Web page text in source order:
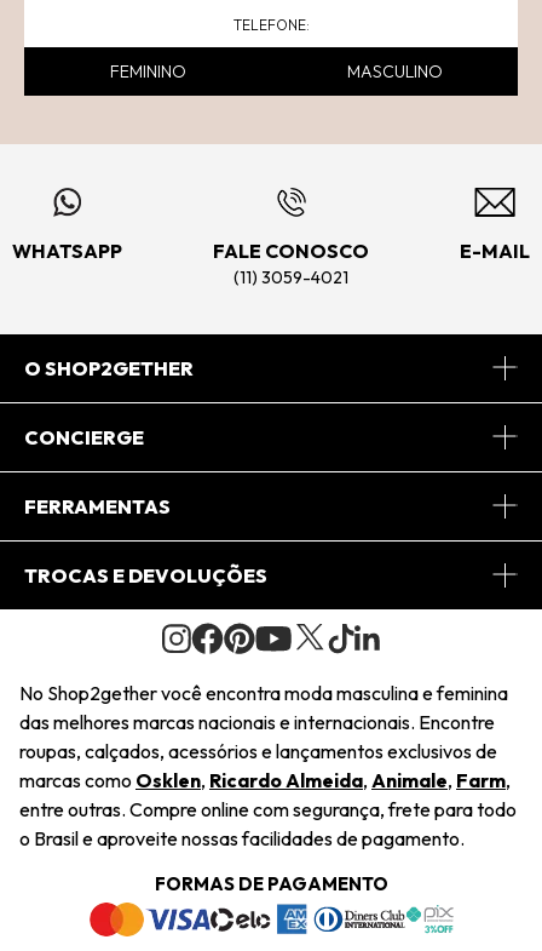
FEMININO MASCULINO
WHATSAPP FALE CONOSCO
(11) 3059-4021
E-MAIL
O SHOP2GETHER
Sobre Nós
Journal
Saiu na Mídia
Sustentabilidade
Navegando
Termos e Condições
CONCIERGE
Central de Relacionamento
Regulamento e Promoções
FERRAMENTAS
Minha Conta
Pedido de Presente
Wishlist
TROCAS E DEVOLUÇÕES
Condições Gerais
Troca Fácil
Restituição de Pagamento
Dúvidas Frequentes
Termos e Condições
Política de Privacidade
No Shop2gether você encontra moda masculina e feminina
das melhores marcas nacionais e internacionais. Encontre
roupas, calçados, acessórios e lançamentos exclusivos de
marcas como Osklen, Ricardo Almeida, Animale, Farm,
entre outras. Compre online com segurança, frete para todo
o Brasil e aproveite nossas facilidades de pagamento.
FORMAS DE PAGAMENTO